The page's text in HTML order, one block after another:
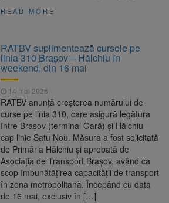
READ MORE
RATBV suplimentează cursele pe
linia 310 Brașov – Hălchiu în
weekend, din 16 mai
14 mai 2026
RATBV anunță creșterea numărului de
curse pe linia 310, care asigură legătura
între Brașov (terminal Gară) și Hălchiu –
cap linie Satu Nou. Măsura a fost solicitată
de Primăria Hălchiu și aprobată de
Asociația de Transport Brașov, având ca
scop îmbunătățirea capacității de transport
în zona metropolitană. Începând cu data
de 16 mai, exclusiv în […]